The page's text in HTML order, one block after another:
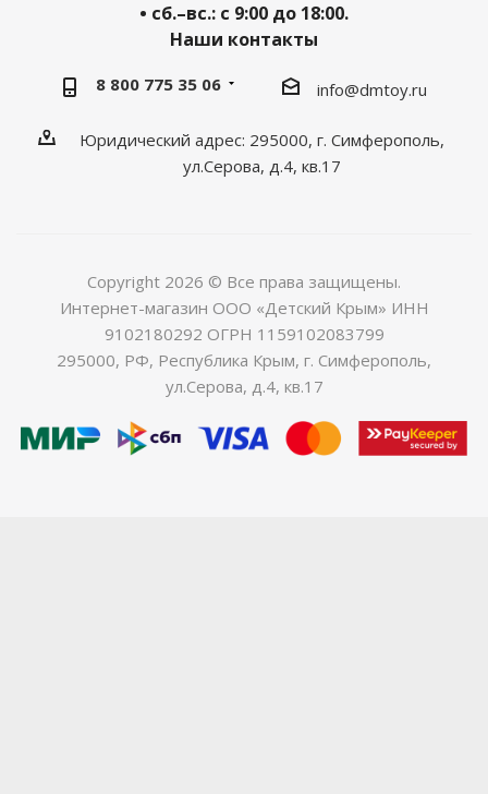
• сб.–вс.: с 9:00 до 18:00.
Наши контакты
8 800 775 35 06 info@dmtoy.ru
Юридический адрес: 295000, г. Симферополь,
ул.Серова, д.4, кв.17
Copyright 2026 © Все права защищены.
Интернет-магазин ООО «Детский Крым» ИНН
9102180292 ОГРН 1159102083799
295000, РФ, Республика Крым, г. Симферополь,
ул.Серова, д.4, кв.17